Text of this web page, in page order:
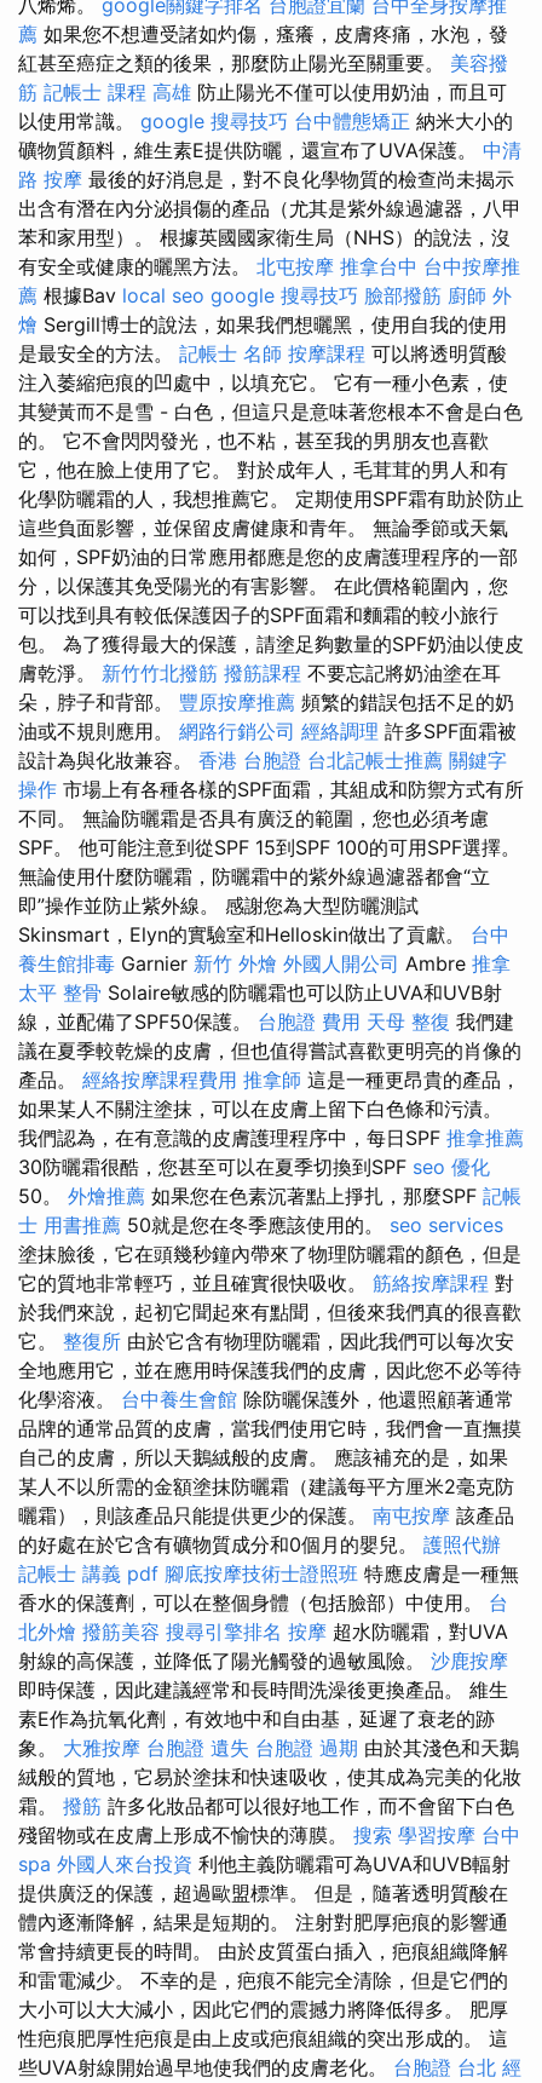
八烯烯。 google關鍵字排名 台胞證宜蘭 台中全身按摩推
薦 如果您不想遭受諸如灼傷，瘙癢，皮膚疼痛，水泡，發
紅甚至癌症之類的後果，那麼防止陽光至關重要。 美容撥
筋 記帳士 課程 高雄 防止陽光不僅可以使用奶油，而且可
以使用常識。 google 搜尋技巧 台中體態矯正 納米大小的
礦物質顏料，維生素E提供防曬，還宣布了UVA保護。 中清
路 按摩 最後的好消息是，對不良化學物質的檢查尚未揭示
出含有潛在內分泌損傷的產品（尤其是紫外線過濾器，八甲
苯和家用型）。 根據英國國家衛生局（NHS）的說法，沒
有安全或健康的曬黑方法。 北屯按摩 推拿台中 台中按摩推
薦 根據Bav local seo google 搜尋技巧 臉部撥筋 廚師 外
燴 Sergill博士的說法，如果我們想曬黑，使用自我的使用
是最安全的方法。 記帳士 名師 按摩課程 可以將透明質酸
注入萎縮疤痕的凹處中，以填充它。 它有一種小色素，使
其變黃而不是雪 - 白色，但這只是意味著您根本不會是白色
的。 它不會閃閃發光，也不粘，甚至我的男朋友也喜歡
它，他在臉上使用了它。 對於成年人，毛茸茸的男人和有
化學防曬霜的人，我想推薦它。 定期使用SPF霜有助於防止
這些負面影響，並保留皮膚健康和青年。 無論季節或天氣
如何，SPF奶油的日常應用都應是您的皮膚護理程序的一部
分，以保護其免受陽光的有害影響。 在此價格範圍內，您
可以找到具有較低保護因子的SPF面霜和麵霜的較小旅行
包。 為了獲得最大的保護，請塗足夠數量的SPF奶油以使皮
膚乾淨。 新竹竹北撥筋 撥筋課程 不要忘記將奶油塗在耳
朵，脖子和背部。 豐原按摩推薦 頻繁的錯誤包括不足的奶
油或不規則應用。 網路行銷公司 經絡調理 許多SPF面霜被
設計為與化妝兼容。 香港 台胞證 台北記帳士推薦 關鍵字
操作 市場上有各種各樣的SPF面霜，其組成和防禦方式有所
不同。 無論防曬霜是否具有廣泛的範圍，您也必須考慮
SPF。 他可能注意到從SPF 15到SPF 100的可用SPF選擇。
無論使用什麼防曬霜，防曬霜中的紫外線過濾器都會“立
即”操作並防止紫外線。 感謝您為大型防曬測試
Skinsmart，Elyn的實驗室和Helloskin做出了貢獻。 台中
養生館排毒 Garnier 新竹 外燴 外國人開公司 Ambre 推拿
太平 整骨 Solaire敏感的防曬霜也可以防止UVA和UVB射
線，並配備了SPF50保護。 台胞證 費用 天母 整復 我們建
議在夏季較乾燥的皮膚，但也值得嘗試喜歡更明亮的肖像的
產品。 經絡按摩課程費用 推拿師 這是一種更昂貴的產品，
如果某人不關注塗抹，可以在皮膚上留下白色條和污漬。
我們認為，在有意識的皮膚護理程序中，每日SPF 推拿推薦
30防曬霜很酷，您甚至可以在夏季切換到SPF seo 優化
50。 外燴推薦 如果您在色素沉著點上掙扎，那麼SPF 記帳
士 用書推薦 50就是您在冬季應該使用的。 seo services
塗抹臉後，它在頭幾秒鐘內帶來了物理防曬霜的顏色，但是
它的質地非常輕巧，並且確實很快吸收。 筋絡按摩課程 對
於我們來說，起初它聞起來有點聞，但後來我們真的很喜歡
它。 整復所 由於它含有物理防曬霜，因此我們可以每次安
全地應用它，並在應用時保護我們的皮膚，因此您不必等待
化學溶液。 台中養生會館 除防曬保護外，他還照顧著通常
品牌的通常品質的皮膚，當我們使用它時，我們會一直撫摸
自己的皮膚，所以天鵝絨般的皮膚。 應該補充的是，如果
某人不以所需的金額塗抹防曬霜（建議每平方厘米2毫克防
曬霜），則該產品只能提供更少的保護。 南屯按摩 該產品
的好處在於它含有礦物質成分和0個月的嬰兒。 護照代辦
記帳士 講義 pdf 腳底按摩技術士證照班 特應皮膚是一種無
香水的保護劑，可以在整個身體（包括臉部）中使用。 台
北外燴 撥筋美容 搜尋引擎排名 按摩 超水防曬霜，對UVA
射線的高保護，並降低了陽光觸發的過敏風險。 沙鹿按摩
即時保護，因此建議經常和長時間洗澡後更換產品。 維生
素E作為抗氧化劑，有效地中和自由基，延遲了衰老的跡
象。 大雅按摩 台胞證 遺失 台胞證 過期 由於其淺色和天鵝
絨般的質地，它易於塗抹和快速吸收，使其成為完美的化妝
霜。 撥筋 許多化妝品都可以很好地工作，而不會留下白色
殘留物或在皮膚上形成不愉快的薄膜。 搜索 學習按摩 台中
spa 外國人來台投資 利他主義防曬霜可為UVA和UVB輻射
提供廣泛的保護，超過歐盟標準。 但是，隨著透明質酸在
體內逐漸降解，結果是短期的。 注射對肥厚疤痕的影響通
常會持續更長的時間。 由於皮質蛋白插入，疤痕組織降解
和雷電減少。 不幸的是，疤痕不能完全清除，但是它們的
大小可以大大減小，因此它們的震撼力將降低得多。 肥厚
性疤痕肥厚性疤痕是由上皮或疤痕組織的突出形成的。 這
些UVA射線開始過早地使我們的皮膚老化。 台胞證 台北 經